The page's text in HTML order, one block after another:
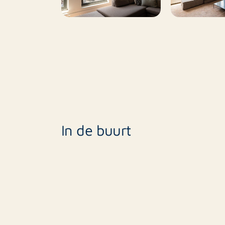
Huisdieren toegestaan
In de buurt